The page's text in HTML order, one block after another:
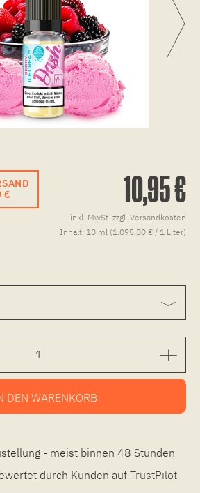
€
10,95 €
inkl. MwSt. zzgl. Versandkosten
Inhalt: 10 ml (1.095,00 € / 1 Liter)
DEN WARENKORB
- meist binnen 48 Stunden
durch Kunden auf TrustPilot